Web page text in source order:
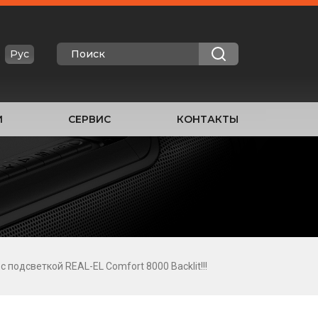
Рус
СЕРВИС КОНТАКТЫ
REAL-EL Comfort 8000 Backlit!!!